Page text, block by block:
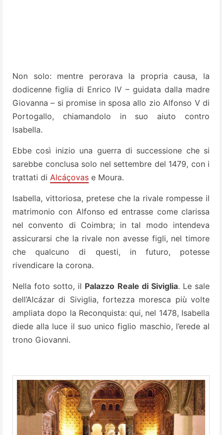
Non solo: mentre perorava la propria causa, la
dodicenne figlia di Enrico IV – guidata dalla madre
Giovanna – si promise in sposa allo zio Alfonso V di
Portogallo, chiamandolo in suo aiuto contro
Isabella.
Ebbe così inizio una guerra di successione che si
sarebbe conclusa solo nel settembre del 1479, con i
trattati di Alcáçovas e Moura.
Isabella, vittoriosa, pretese che la rivale rompesse il
matrimonio con Alfonso ed entrasse come clarissa
nel convento di Coimbra; in tal modo intendeva
assicurarsi che la rivale non avesse figli, nel timore
che qualcuno di questi, in futuro, potesse
rivendicare la corona.
Nella foto sotto, il Palazzo Reale di Siviglia. Le sale
dell’Alcázar di Siviglia, fortezza moresca più volte
ampliata dopo la Reconquista: qui, nel 1478, Isabella
diede alla luce il suo unico figlio maschio, l’erede al
trono Giovanni.